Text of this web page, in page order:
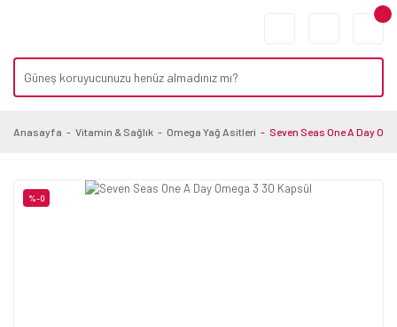
Anasayfa Vitamin & Sağlık Omega Yağ Asitleri Seven Seas One A Day
%-0